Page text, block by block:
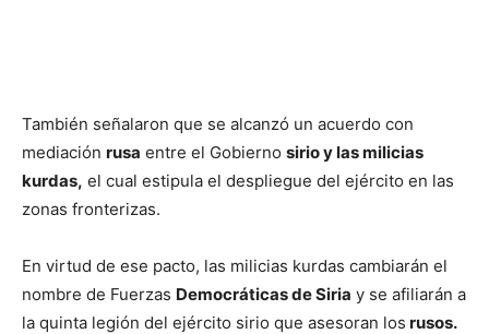
También señalaron que se alcanzó un acuerdo con
mediación rusa entre el Gobierno sirio y las milicias
kurdas, el cual estipula el despliegue del ejército en las
zonas fronterizas.
En virtud de ese pacto, las milicias kurdas cambiarán el
nombre de Fuerzas Democráticas de Siria y se afiliarán a
la quinta legión del ejército sirio que asesoran los rusos.